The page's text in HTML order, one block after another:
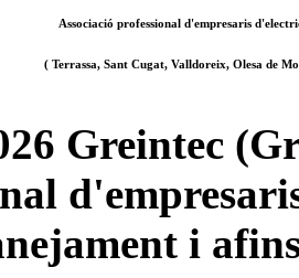
Associació professional d'empresaris
( Terrassa, Sant Cugat, Valldoreix, Olesa de
Greintec
i